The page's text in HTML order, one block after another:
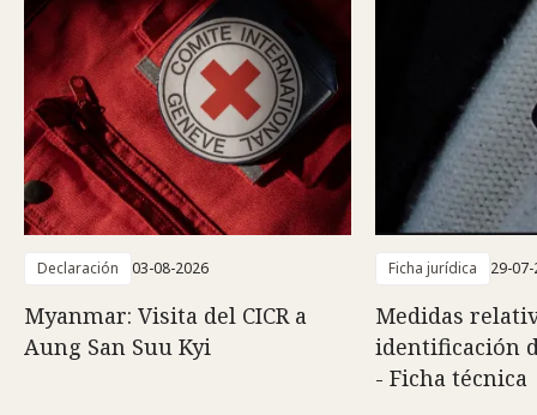
Declaración 03-08-2026
Myanmar: Visita del CICR a
Aung San Suu Kyi
Ficha jurídica 29-
Medidas
identificación
- Ficha técnica